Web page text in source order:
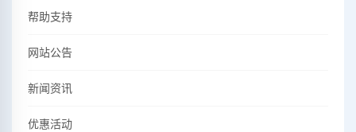
帮助支持
网站公告
新闻资讯
优惠活动